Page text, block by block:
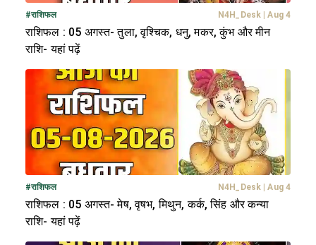
#राशिफल N4H_Desk | Aug 4
राशिफल : 05 अगस्त- तुला, वृश्चिक, धनु, मकर, कुंभ और मीन
राशि- यहां पढ़ें
#राशिफल N4H_Desk | Aug 4
राशिफल : 05 अगस्त- मेष, वृषभ, मिथुन, कर्क, सिंह और कन्या
राशि- यहां पढ़ें